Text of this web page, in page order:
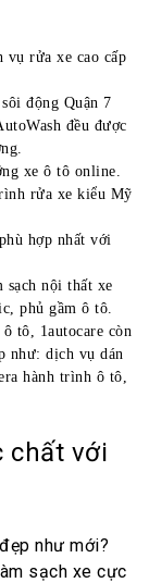
vụ rửa xe cao cấp
động Quận 7
đều được
xe ô tô online.
rửa xe kiểu Mỹ
hợp nhất với
sạch nội thất xe
phủ gầm ô tô.
tô, 1autocare còn
như: dịch vụ dán
hành trình ô tô,
chất với
như mới?
sạch xe cực